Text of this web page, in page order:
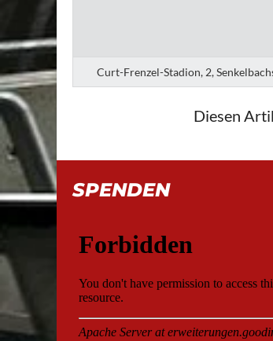
Curt-Frenzel-Stadion, 2,
Diesen
SPENDEN